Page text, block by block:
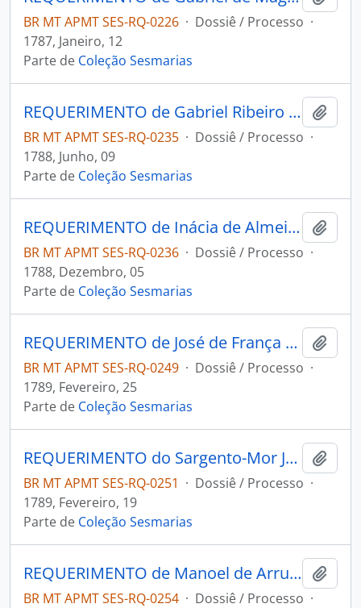
BR MT APMT SES-RQ-0226 · Dossiê / Processo ·
1787, Janeiro, 12
Parte de Coleção Sesmarias
REQUERIMENTO de Gabriel Ribeiro da Silva ao Governador e Capitão-General da Capitania de Mato Grosso Luiz de Albuquerque de Melo Pereira e Cáceres.
BR MT APMT SES-RQ-0235 · Dossiê / Processo ·
1788, Junho, 09
Parte de Coleção Sesmarias
REQUERIMENTO de Inácia de Almeida ao Governador e Capitão-General da Capitania de Mato Grosso Luiz de Albuquerque de Melo Pereira e Cáceres.
BR MT APMT SES-RQ-0236 · Dossiê / Processo ·
1788, Dezembro, 05
Parte de Coleção Sesmarias
REQUERIMENTO de José de França e Silva ao Governador e Capitão-General da Capitania de mato Grosso Luiz de Albuquerque de Melo Pereira e Cáceres.
BR MT APMT SES-RQ-0249 · Dossiê / Processo ·
1789, Fevereiro, 25
Parte de Coleção Sesmarias
REQUERIMENTO do Sargento-Mor José Paes das Neves ao Governador e Capitão-General da Capitania de Mato Grosso Luiz de Albuquerque de Melo Pereira e Cáceres.
BR MT APMT SES-RQ-0251 · Dossiê / Processo ·
1789, Fevereiro, 19
Parte de Coleção Sesmarias
REQUERIMENTO de Manoel de Arruda e Sá ao Governador e Capitão-General da Capitania de Mato Grosso Luiz de Albuquerque de Melo Pereira e Cáceres.
BR MT APMT SES-RQ-0254 · Dossiê / Processo ·